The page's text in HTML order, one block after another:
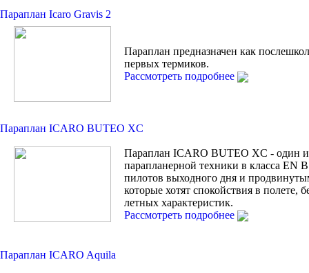
Параплан Icaro Gravis 2
Параплан предназначен как
первых термиков.
Рассмотреть подробнее
Параплан ICARO BUTEO XC
Параплан ICARO BUTEO XC - один
парапланерной техники в класса EN
пилотов выходного дня и
которые хотят спокойствия в полете,
летных характеристик.
Рассмотреть подробнее
Параплан ICARO Aquila